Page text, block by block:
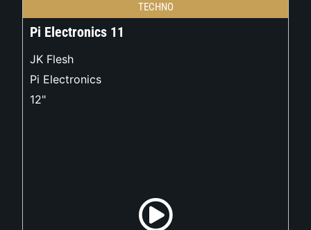
TECHNO
Pi Electronics 11
JK Flesh
Pi Electronics
12"